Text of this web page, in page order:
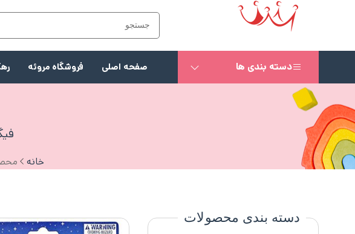
دسته بندی ها صفحه اصلی فروشگاه مروئه
خانه
دسته بندی محصولات